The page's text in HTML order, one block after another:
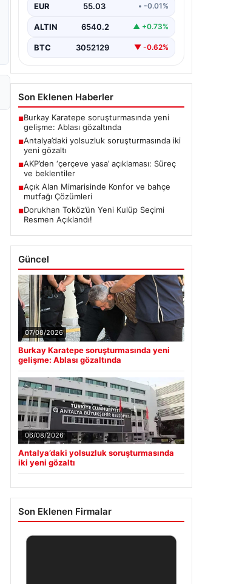
EUR 55.03 • -0.01%
ALTIN 6540.2 ▲ +0.73%
BTC 3052129 ▼ -0.62%
Son Eklenen Haberler
■Burkay Karatepe soruşturmasında yeni
gelişme: Ablası gözaltında
■Antalya’daki yolsuzluk soruşturmasında iki
yeni gözaltı
■AKP’den ‘çerçeve yasa’ açıklaması: Süreç
ve beklentiler
■Açık Alan Mimarisinde Konfor ve bahçe
mutfağı Çözümleri
■Dorukhan Toköz’ün Yeni Kulüp Seçimi
Resmen Açıklandı!
Güncel
07/08/2026
Burkay Karatepe soruşturmasında yeni
gelişme: Ablası gözaltında
06/08/2026
Antalya’daki yolsuzluk soruşturmasında
iki yeni gözaltı
Son Eklenen Firmalar